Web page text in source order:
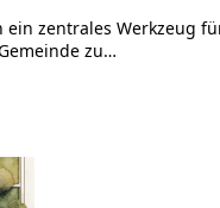
zentrales Werkzeug
zu…